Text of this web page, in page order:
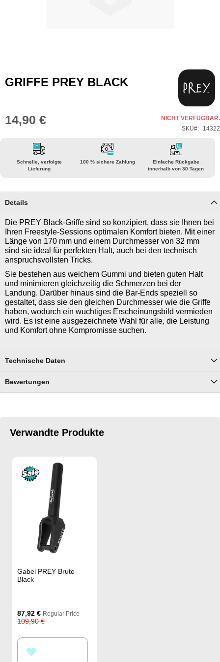
Zum
Bildgalerie
springen
GRIFFE PREY BLACK
14,90 €
NICHT VERFÜGBAR.
SKU
14322
Schnelle, verfolgte
Lieferung
100 % sichere Zahlung
Einfache Rückgabe
innerhalb von 30 Tagen
Details
Die PREY Black-Griffe sind so konzipiert, dass sie Ihnen bei
Ihren Freestyle-Sessions optimalen Komfort bieten. Mit einer
Länge von 170 mm und einem Durchmesser von 32 mm
sind sie ideal für perfekten Halt, auch bei den technisch
anspruchsvollsten Tricks.
Sie bestehen aus weichem Gummi und bieten guten Halt
und minimieren gleichzeitig die Schmerzen bei der
Landung. Darüber hinaus sind die Bar-Ends speziell so
gestaltet, dass sie den gleichen Durchmesser wie die Griffe
haben, wodurch ein wuchtiges Erscheinungsbild vermieden
wird. Es ist eine ausgezeichnete Wahl für alle, die Leistung
und Komfort ohne Kompromisse suchen.
Technische Daten
Bewertungen
Verwandte Produkte
Gabel PREY Brute
Black
Special
Price
87,92 € Regular Price
109,90 €